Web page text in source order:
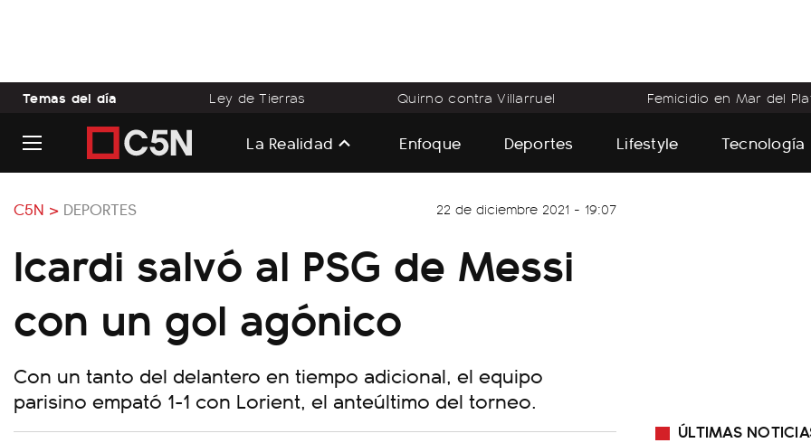
Temas del día Ley de Tierras Quirno contra Villarruel Femicidio en Mar del
La Realidad Enfoque Deportes Lifestyle Tecnología
C5N > DEPORTES 22 de diciembre 2021 - 19:07
Icardi salvó al PSG de Messi
con un gol agónico
Con un tanto del delantero en tiempo adicional, el equipo
parisino empató 1-1 con Lorient, el anteúltimo del torneo.
ÚLTIMAS